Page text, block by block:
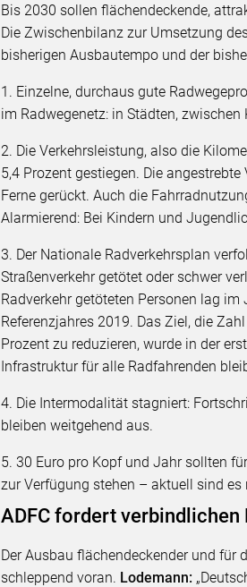
Bis 2030 sollen flächendeckende,
Die Zwischenbilanz zur Umsetzung
bisherigen Ausbautempo und der
1. Einzelne, durchaus gute
im Radwegenetz: in Städten,
2. Die Verkehrsleistung, also die
5,4 Prozent gestiegen. Die
Ferne gerückt. Auch die
Alarmierend: Bei Kindern und
3. Der Nationale Radverkehrsplan
Straßenverkehr getötet oder schwer
Radverkehr getöteten Personen lag
Referenzjahres 2019. Das Ziel, die
Prozent zu reduzieren, wurde in der
Infrastruktur für alle Radfahrenden
4. Die Intermodalität stagniert:
bleiben weitgehend aus.
5. 30 Euro pro Kopf und Jahr sollten
zur Verfügung stehen – aktuell sind
ADFC fordert verbindlichen
Der Ausbau flächendeckender und für
schleppend voran. Lodemann: